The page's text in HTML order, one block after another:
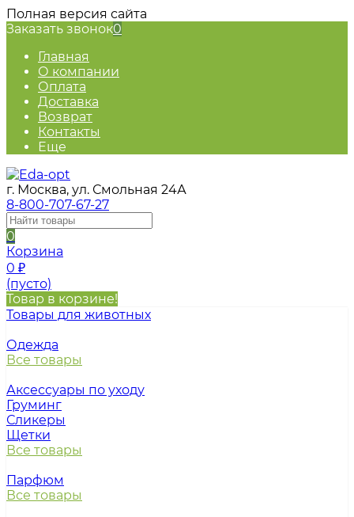
Полная версия сайта
Заказать звонок0
Главная
О компании
Оплата
Доставка
Возврат
Контакты
Еще
г. Москва, ул. Смольная 24А
8-800-707-67-27
0
Корзина
0 ₽
(пусто)
Товар в корзине!
Товары для животных
Одежда
Все товары
Аксессуары по уходу
Груминг
Сликеры
Щетки
Все товары
Парфюм
Все товары